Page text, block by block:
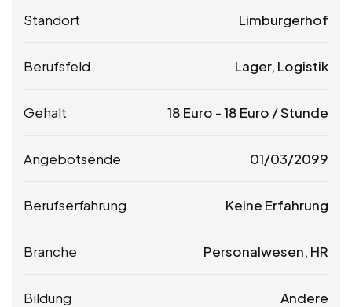
Standort Limburgerhof
Berufsfeld Lager, Logistik
Gehalt 18 Euro -18 Euro / Stunde
Angebotsende 01/03/2099
Berufserfahrung Keine Erfahrung
Branche Personalwesen, HR
Bildung Andere